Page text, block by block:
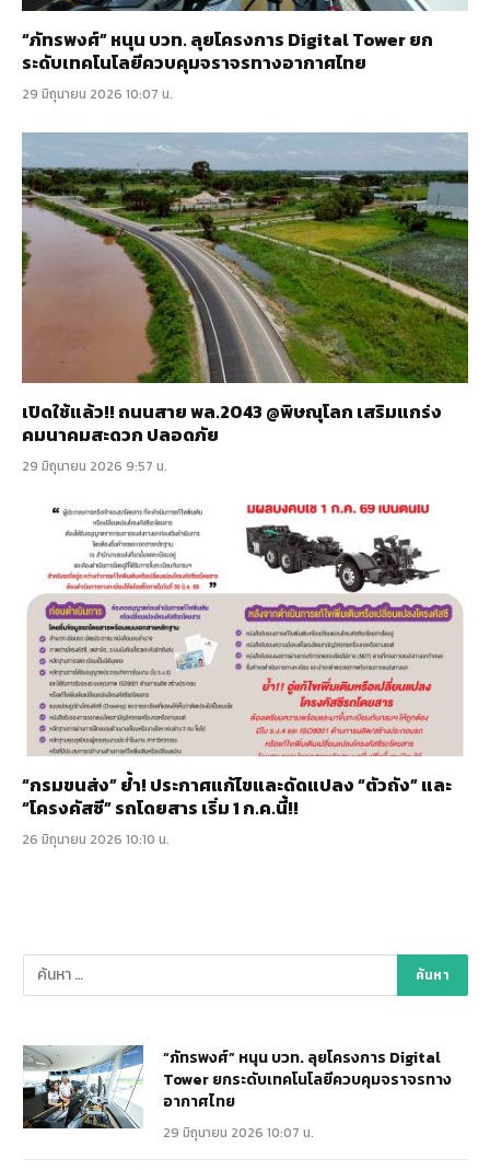
“ภัทรพงศ์” หนุน บวท. ลุยโครงการ Digital Tower ยก
ระดับเทคโนโลยีควบคุมจราจรทางอากาศไทย
29 มิถุนายน 2026 10:07 น.
เปิดใช้แล้ว!! ถนนสาย พล.2043 @พิษณุโลก เสริมแกร่ง
คมนาคมสะดวก ปลอดภัย
29 มิถุนายน 2026 9:57 น.
“กรมขนส่ง” ย้ำ! ประกาศแก้ไขและดัดแปลง “ตัวถัง” และ
“โครงคัสซี” รถโดยสาร เริ่ม 1 ก.ค.นี้!!
26 มิถุนายน 2026 10:10 น.
“ภัทรพงศ์” หนุน บวท. ลุยโครงการ Digital
Tower ยกระดับเทคโนโลยีควบคุมจราจรทาง
อากาศไทย
29 มิถุนายน 2026 10:07 น.